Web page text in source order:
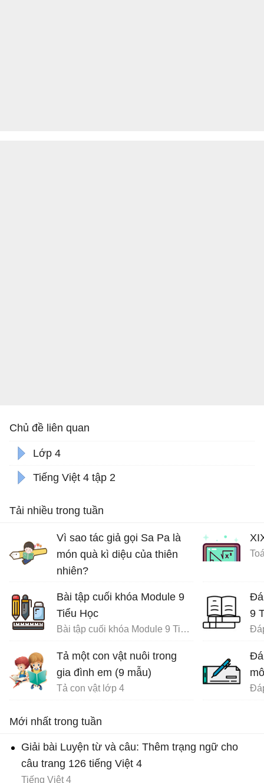
Chủ đề liên quan
Lớp 4
Tiếng Việt 4 tập 2
Tải nhiều trong tuần
Vì sao tác giả gọi Sa Pa là
món quà kì diệu của thiên
nhiên?
Bài tập cuối khóa Module 9
Tiểu Học
Bài tập cuối khóa Module 9 Tiểu Học đầy đủ
Tả một con vật nuôi trong
gia đình em (9 mẫu)
Tả con vật lớp 4
9
Mới nhất trong tuần
Giải bài Luyện từ và câu: Thêm trạng ngữ cho
câu trang 126 tiếng Việt 4
Tiếng Việt 4